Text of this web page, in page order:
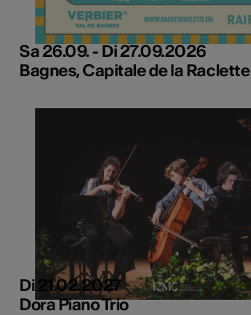
Sa 26.09. - Di 27.09.2026
Bagnes, Capitale de la Raclette
Di 21.02.2027
Dora Piano Trio